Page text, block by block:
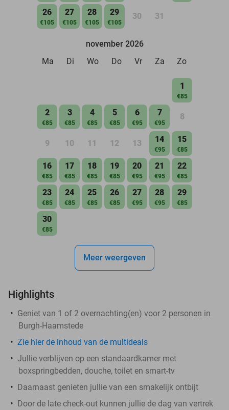
26
€105
27
€105
28
€105
29
€105
30 31
november 2026
Ma
Di Wo Do Vr Za Zo
1
€85
2
€85
3
€85
4
€85
5
€85
6
€95
7
€95
8
9 10 11 12 13 14
€95
15
€85
16
€85
17
€85
18
€85
19
€85
20
€95
21
€95
22
€85
23
€85
24
€85
25
€85
26
€85
27
€95
28
€95
29
€85
30
€85
Meer weergeven
Highlights
Geniet van 1 of 2 overnachting(en) voor 2 personen in
Burgh-Haamstede
Zie hier de inhoud van de multideals
Jullie verblijven op een standaardkamer met
boxspringbedden, douche, toilet en smart-tv
Daarnaast genieten jullie van een smakelijk ontbijt
Door de late check-out kunnen jullie de dag van vertrek